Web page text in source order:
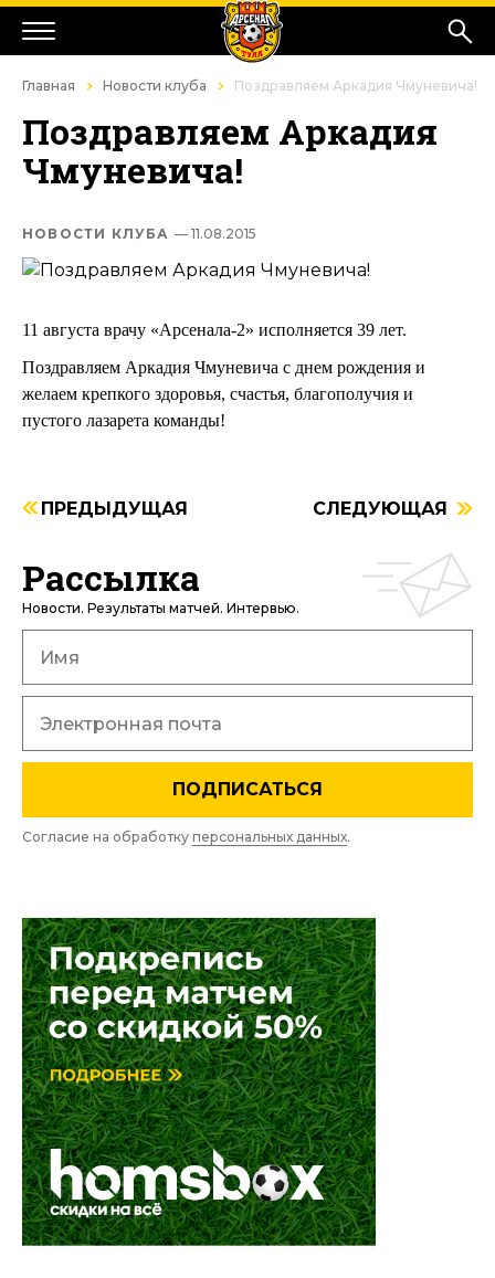
Главная Новости клуба Поздравляем Аркадия Чмуневича!
Поздравляем Аркадия
Чмуневича!
НОВОСТИ КЛУБА — 11.08.2015
11 августа врачу «Арсенала-2» исполняется 39 лет.
Поздравляем Аркадия Чмуневича с днем рождения и
желаем крепкого здоровья, счастья, благополучия и
пустого лазарета команды!
ПРЕДЫДУЩАЯ СЛЕДУЮЩАЯ
Рассылка
Новости. Результаты матчей. Интервью.
ПОДПИСАТЬСЯ
Согласие на обработку персональных данных.